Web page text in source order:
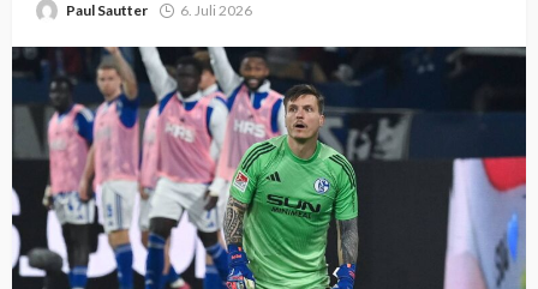
Paul Sautter 6. Juli 2026